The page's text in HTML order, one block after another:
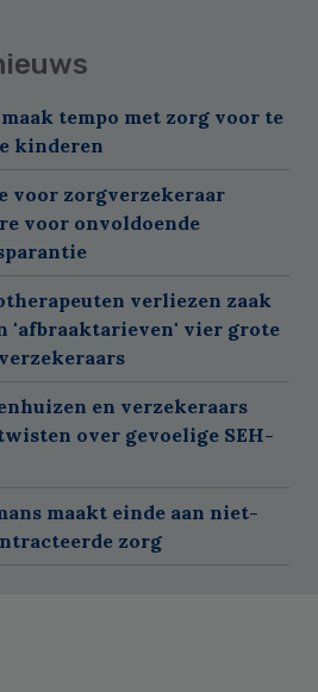
maak tempo met zorg voor te
kinderen
voor zorgverzekeraar
voor onvoldoende
verliezen zaak
'afbraaktarieven' vier grote
en verzekeraars
over gevoelige SEH-
maakt einde aan niet-
zorg